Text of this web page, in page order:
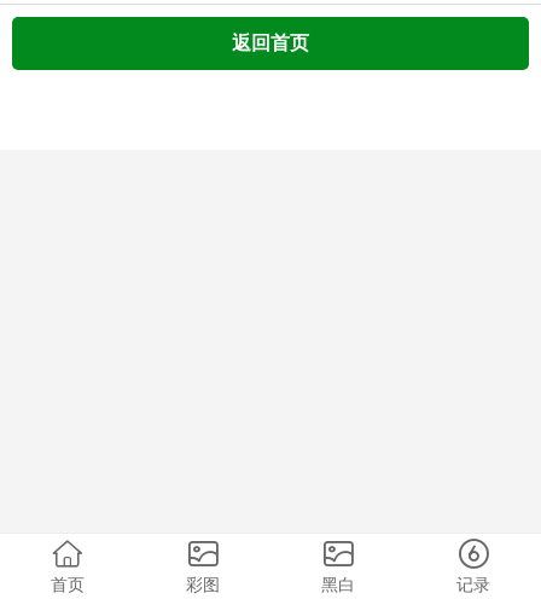
返回首页
首页 彩图 黑白 记录